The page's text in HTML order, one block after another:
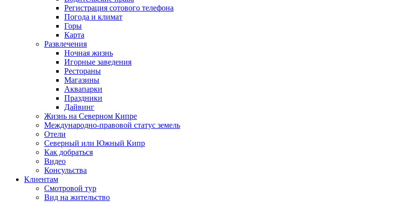
Регистрация сотового телефона
Погода и климат
Горы
Карта
Развлечения
Ночная жизнь
Игорные заведения
Рестораны
Магазины
Аквапарки
Праздники
Дайвинг
Жизнь на Северном Кипре
Международно-правовой статус земель
Отели
Северный или Южный Кипр
Как добраться
Видео
Консульства
Клиентам
Смотровой тур
Вид на жительство